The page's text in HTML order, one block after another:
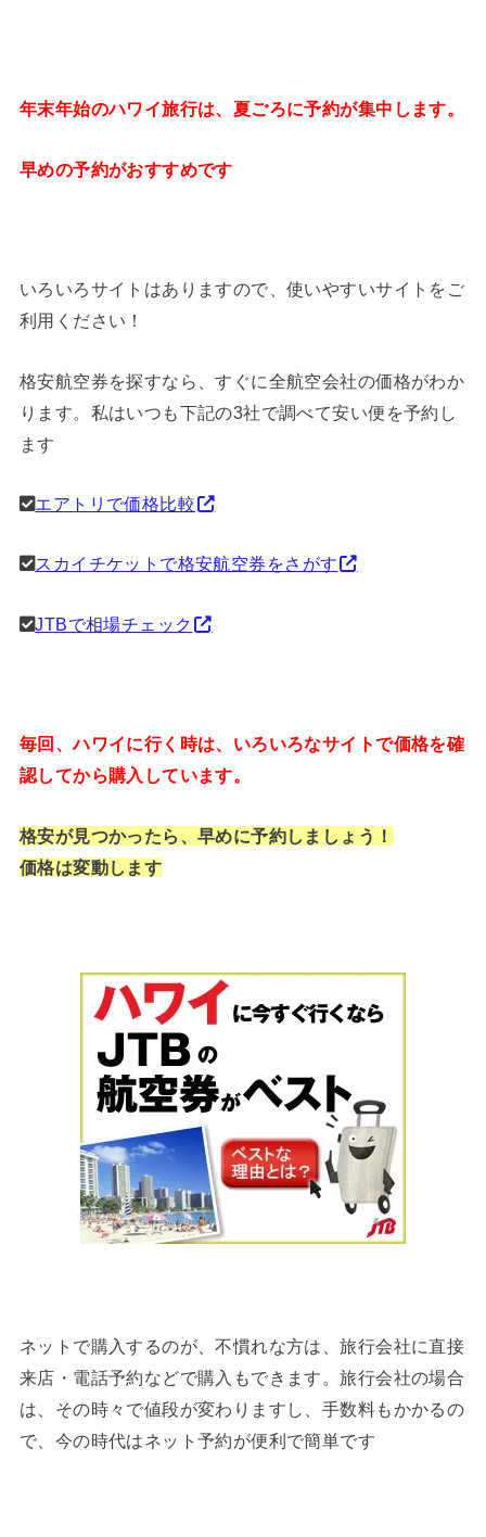
年末年始のハワイ旅行は、夏ごろに予約が集中します。
早めの予約がおすすめです
いろいろサイトはありますので、使いやすいサイトをご
利用ください！
格安航空券を探すなら、すぐに全航空会社の価格がわか
ります。私はいつも下記の3社で調べて安い便を予約し
ます
エアトリで価格比較
スカイチケットで格安航空券をさがす
JTBで相場チェック
毎回、ハワイに行く時は、いろいろなサイトで価格を確
認してから購入しています。
格安が見つかったら、早めに予約しましょう！
価格は変動します
ネットで購入するのが、不慣れな方は、旅行会社に直接
来店・電話予約などで購入もできます。旅行会社の場合
は、その時々で値段が変わりますし、手数料もかかるの
で、今の時代はネット予約が便利で簡単です